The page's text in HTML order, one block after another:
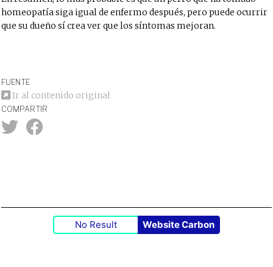
homeopatía siga igual de enfermo después, pero puede ocurrir
que su dueño sí crea ver que los síntomas mejoran.
FUENTE
Ir al contenido original
COMPARTIR
No Result Website Carbon